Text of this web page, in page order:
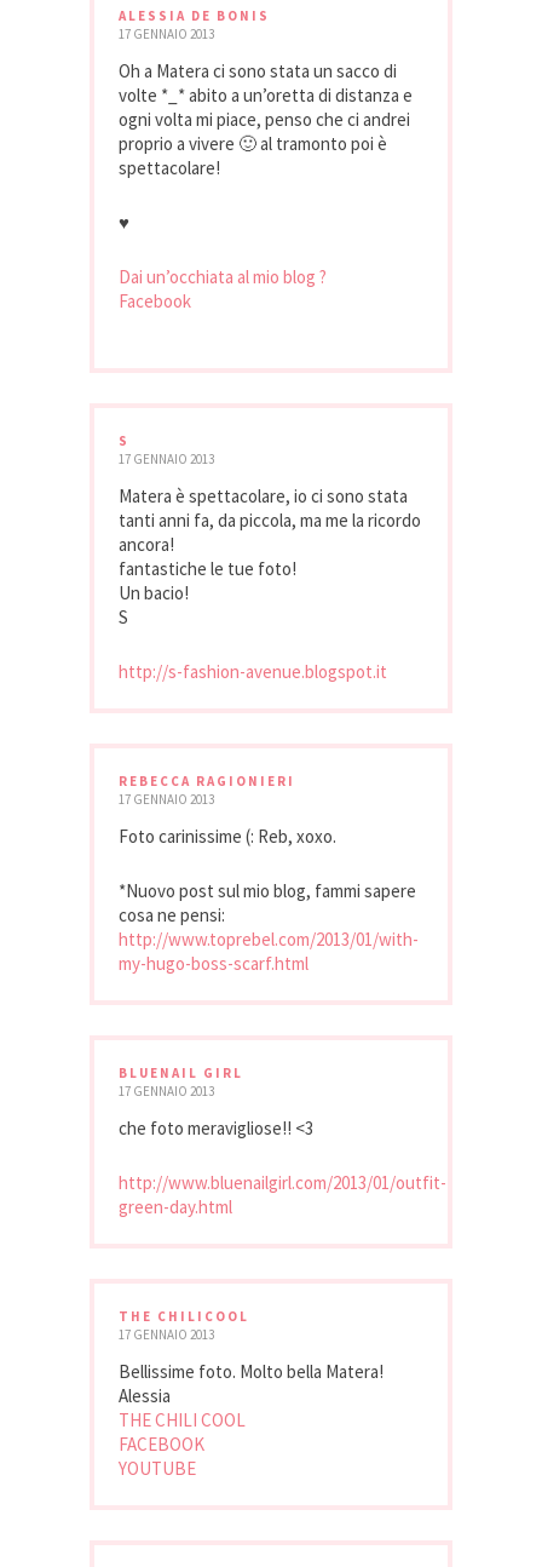
ALESSIA DE BONIS
17 GENNAIO 2013
Oh a Matera ci sono stata un sacco di
volte *_* abito a un’oretta di distanza e
ogni volta mi piace, penso che ci andrei
proprio a vivere 🙂 al tramonto poi è
spettacolare!
♥
Dai un’occhiata al mio blog ?
Facebook
S
17 GENNAIO 2013
Matera è spettacolare, io ci sono stata
tanti anni fa, da piccola, ma me la ricordo
ancora!
fantastiche le tue foto!
Un bacio!
S
http://s-fashion-avenue.blogspot.it
REBECCA RAGIONIERI
17 GENNAIO 2013
Foto carinissime (: Reb, xoxo.
*Nuovo post sul mio blog, fammi sapere
cosa ne pensi:
http://www.toprebel.com/2013/01/with-
my-hugo-boss-scarf.html
BLUENAIL GIRL
17 GENNAIO 2013
che foto meravigliose!! <3
http://www.bluenailgirl.com/2013/01/outfit-
green-day.html
THE CHILICOOL
17 GENNAIO 2013
Bellissime foto. Molto bella Matera!
Alessia
THE CHILI COOL
FACEBOOK
YOUTUBE